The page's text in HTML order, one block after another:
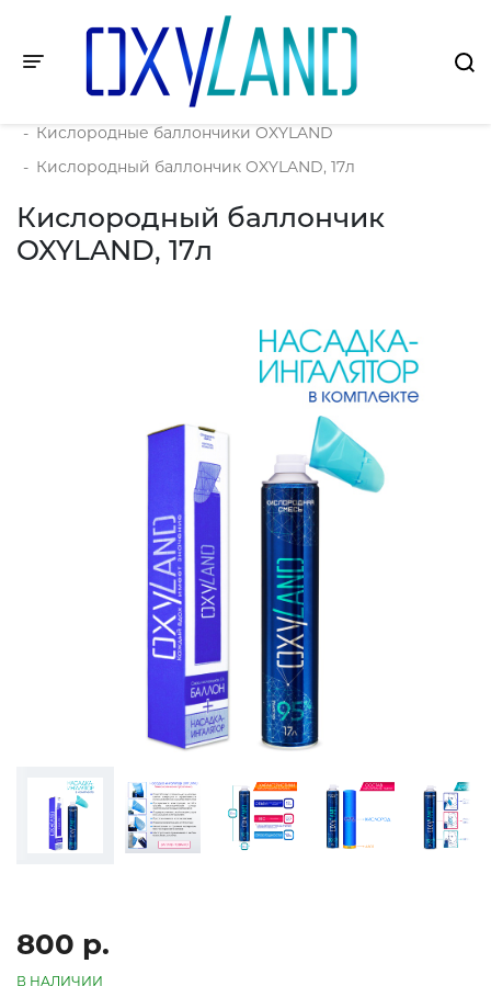
Toggle navigation
- Продукция
- Кислородные баллончики OXYLAND
- Кислородный баллончик OXYLAND, 17л
Кислородный баллончик
OXYLAND, 17л
800 р.
В НАЛИЧИИ